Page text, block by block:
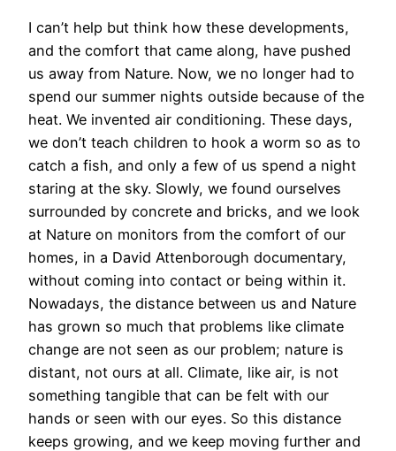
I can’t help but think how these developments,
and the comfort that came along, have pushed
us away from Nature. Now, we no longer had to
spend our summer nights outside because of the
heat. We invented air conditioning. These days,
we don’t teach children to hook a worm so as to
catch a fish, and only a few of us spend a night
staring at the sky. Slowly, we found ourselves
surrounded by concrete and bricks, and we look
at Nature on monitors from the comfort of our
homes, in a David Attenborough documentary,
without coming into contact or being within it.
Nowadays, the distance between us and Nature
has grown so much that problems like climate
change are not seen as our problem; nature is
distant, not ours at all. Climate, like air, is not
something tangible that can be felt with our
hands or seen with our eyes. So this distance
keeps growing, and we keep moving further and